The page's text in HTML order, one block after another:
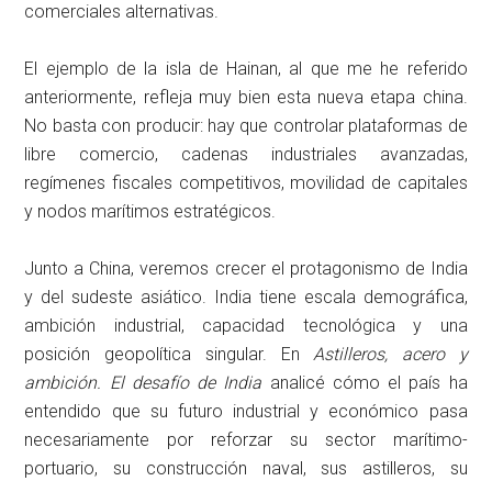
comerciales alternativas.
El ejemplo de la isla de Hainan, al que me he referido
anteriormente, refleja muy bien esta nueva etapa china.
No basta con producir: hay que controlar plataformas de
libre comercio, cadenas industriales avanzadas,
regímenes fiscales competitivos, movilidad de capitales
y nodos marítimos estratégicos.
Junto a China, veremos crecer el protagonismo de India
y del sudeste asiático. India tiene escala demográfica,
ambición industrial, capacidad tecnológica y una
posición geopolítica singular. EnAstilleros, acero y
ambición. El desafío de India analicé cómo el país ha
entendido que su futuro industrial y económico pasa
necesariamente por reforzar su sector marítimo-
portuario, su construcción naval, sus astilleros, su